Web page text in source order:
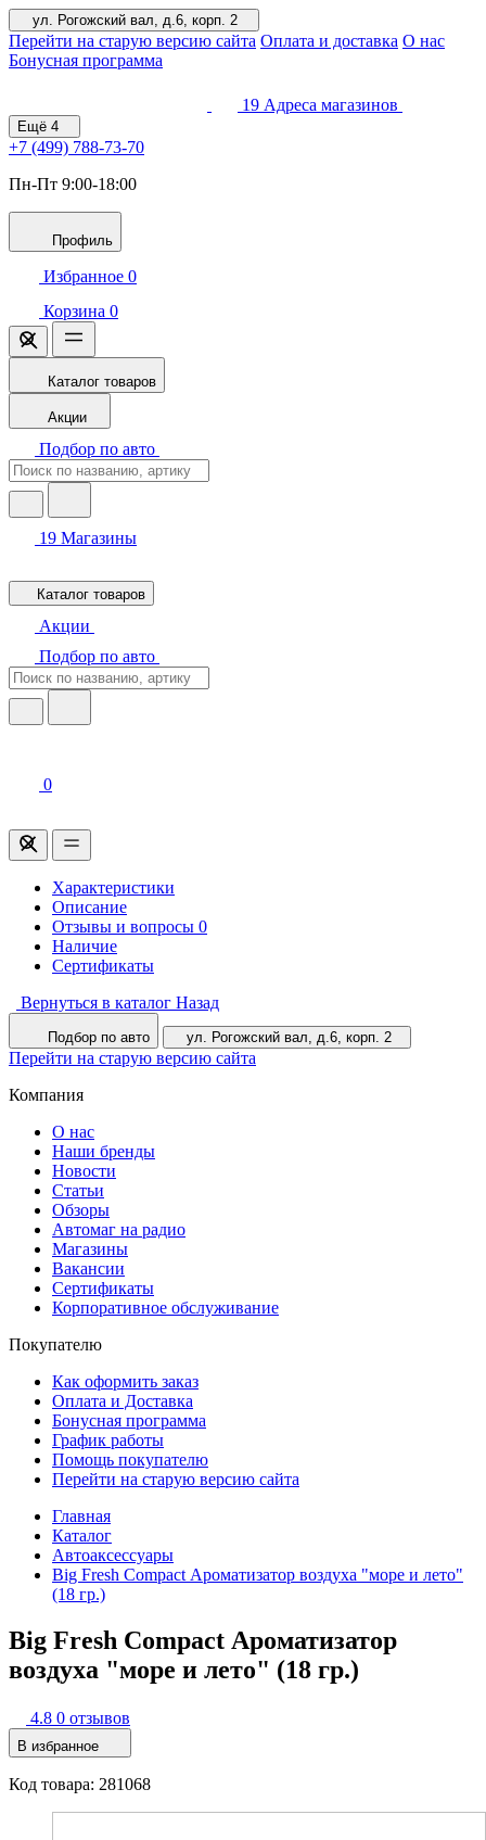
ул. Рогожский вал, д.6, корп. 2
Перейти на старую версию сайта Оплата и доставка О нас
Бонусная программа
19 Адреса магазинов
Ещё 4
+7 (499) 788-73-70
Пн-Пт 9:00-18:00
Профиль
Избранное 0
Корзина 0
Каталог товаров
Акции
Подбор по авто
19 Магазины
Каталог товаров
Акции
Подбор по авто
0
Характеристики
Описание
Отзывы и вопросы 0
Наличие
Сертификаты
Вернуться в каталог Назад
Подбор по авто ул. Рогожский вал, д.6, корп. 2
Перейти на старую версию сайта
Компания
О нас
Наши бренды
Новости
Статьи
Обзоры
Автомаг на радио
Магазины
Вакансии
Сертификаты
Корпоративное обслуживание
Покупателю
Как оформить заказ
Оплата и Доставка
Бонусная программа
График работы
Помощь покупателю
Перейти на старую версию сайта
Главная
Каталог
Автоаксессуары
Big Fresh Compact Ароматизатор воздуха "море и лето"
(18 гр.)
Big Fresh Compact Ароматизатор
воздуха "море и лето" (18 гр.)
4.8 0 отзывов
В избранное
Код товара: 281068